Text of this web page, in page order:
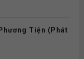
Tiện (Phát